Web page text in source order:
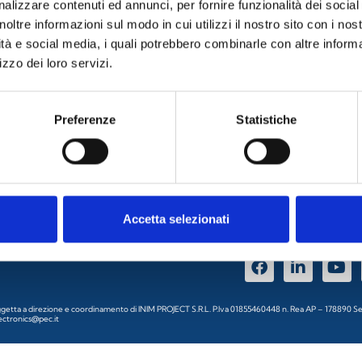
contenuti ed annunci, per fornire funzionalità dei
informazioni sul modo in cui utilizzi il nostro sito con i
e social media, i quali potrebbero combinarle con altre
dei loro servizi.
Preferenze Statistiche
Accetta selezionati
SCARICA LA BROCHURE
a direzione e coordinamento di INIM PROJECT S.R.L. P.Iva 01855460448 n. Rea AP –